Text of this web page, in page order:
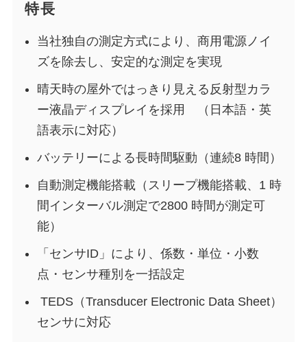
特長
当社独自の測定方式により、商用電源ノイ
ズを除去し、安定的な測定を実現
晴天時の屋外ではっきり見える反射型カラ
ー液晶ディスプレイを採用 （日本語・英
語表示に対応）
バッテリーによる長時間駆動（連続8 時間）
自動測定機能搭載（スリープ機能搭載、1 時
間インターバル測定で2800 時間が測定可
能）
「センサID」により、係数・単位・小数
点・センサ種別を一括設定
TEDS（Transducer Electronic Data Sheet）
センサに対応